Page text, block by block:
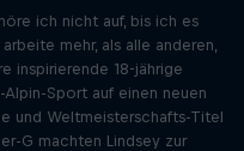
ich nicht auf, bis ich es
mehr, als alle anderen,
inspirierende 18-jährige
Alpin-Sport auf einen neuen
und Weltmeisterschafts-Titel
G machten Lindsey zur